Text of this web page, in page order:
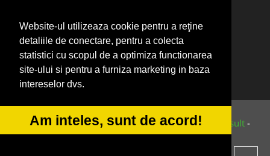
Website-ul utilizeaza cookie pentru a reţine
detaliile de conectare, pentru a colecta
statistici cu scopul de a optimiza functionarea
site-ului si pentru a furniza marketing in baza
intereselor dvs.
Am inteles, sunt de acord!
Spalatorie-Covoare.com
Spalatorie-Curatatorie.ro
Spalatorie-Curatatorie.com
Servicii-Deratizare.com
© 2014-2026 Powered byVilonMedia&Tokaido Consult -